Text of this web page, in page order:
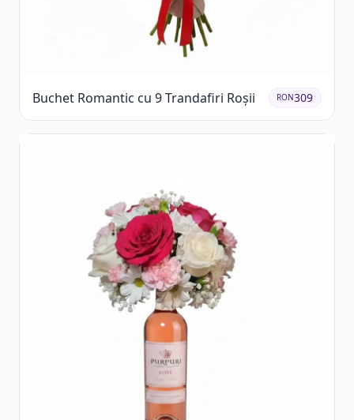
Buchet Romantic cu 9 Trandafiri Roșii RON309